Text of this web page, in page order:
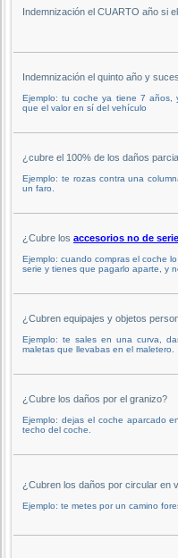
Indemnización el CUARTO año si
Indemnización el quinto año y
Ejemplo: tu coche ya tiene 7 años,
que el valor en sí del vehículo
¿cubre el 100% de los daños
Ejemplo: te rozas contra una
un faro.
¿Cubre los accesorios no de serie
Ejemplo: cuando compras el coche
serie y tienes que pagarlo aparte, y
¿Cubren equipajes y objetos
Ejemplo: te sales en una curva,
maletas que llevabas en el maletero.
¿Cubre los daños por el granizo?
Ejemplo: dejas el coche aparcado
techo del coche.
¿Cubren los daños por circular en
Ejemplo: te metes por un camino